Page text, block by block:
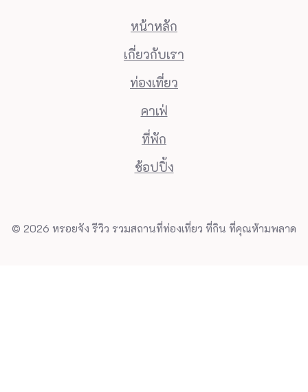
หน้าหลัก
เกี่ยวกับเรา
ท่องเที่ยว
คาเฟ่
ที่พัก
ช้อปปิ้ง
© 2026 หรอยจัง รีวิว รวมสถานที่ท่องเที่ยว ที่กิน ที่คุณห้ามพลาด